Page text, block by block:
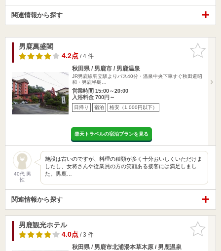
関連情報から探す
お気に入
りに追加
男鹿萬盛閣
4.2点/ 4 件
秋田県 / 男鹿市 / 男鹿温泉
JR男鹿線羽立駅よりバス40分・温泉中央下車すぐ秋田道昭
和・男鹿半島…
営業時間 15:00～20:00
入浴料金 700円～
日帰り 宿泊 格安（1,000円以下）
楽天トラベルの宿泊プランを見る
40代 男
性
施設は古いのですが、料理の種類が多く十分おいしくいただけま
したし、女将さんや従業員の方の笑顔ある接客には満足しまし
た。男鹿…
関連情報から探す
お気に入
りに追加
男鹿観光ホテル
4.0点/ 3 件
秋田県 / 男鹿市北浦湯本草木原 / 男鹿温泉